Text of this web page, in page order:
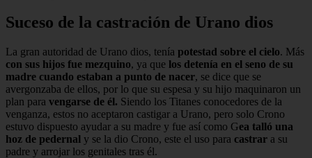
Suceso de la castración de Urano dios
La gran autoridad de Urano dios, tenía potestad sobre el cielo. Más
con sus hijos fue mezquino, ya que los detenía en el seno de su
madre cuando estaban a punto de nacer, se dice que se
avergonzaba de ellos, por lo que su espesa y su hijo maquinaron un
plan para vengarse de él. Siendo los Titanes conocedores de la
venganza, estos no aceptaron castigar a Urano, pero solo Crono
estuvo dispuesto ayudar a su madre y fue así como Gea talló una
hoz de pedernal y se la dio Crono, este el uso para castrar a su
padre y arrojar los genitales tras él.